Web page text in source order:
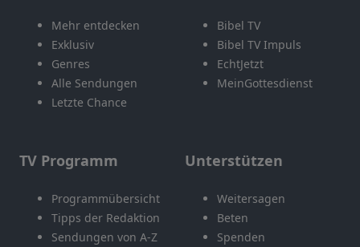
Mehr entdecken
Exklusiv
Genres
Alle Sendungen
Letzte Chance
Bibel TV
Bibel TV Impuls
EchtJetzt
MeinGottesdienst
TV Programm
Programmübersicht
Tipps der Redaktion
Sendungen von A-Z
Unterstützen
Weitersagen
Beten
Spenden